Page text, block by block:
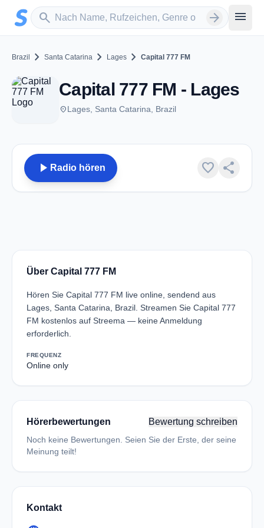
Zum Hauptinhalt springen
search
Sender suchen arrow_forward menu
Brazil chevron_right Santa Catarina chevron_right Lages chevron_right Capital 777 FM
Capital 777 FM - Lages
placeLages, Santa Catarina, Brazil
play_arrow Radio hören favorite share
Über Capital 777 FM
Hören Sie Capital 777 FM live online, sendend aus
Lages, Santa Catarina, Brazil. Streamen Sie Capital 777
FM kostenlos auf Streema — keine Anmeldung
erforderlich.
FREQUENZ
Online only
Hörerbewertungen Bewertung schreiben
Noch keine Bewertungen. Seien Sie der Erste, der seine
Meinung teilt!
Kontakt